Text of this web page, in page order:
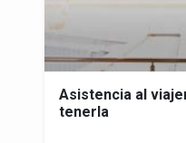
Asistencia al
tenerla